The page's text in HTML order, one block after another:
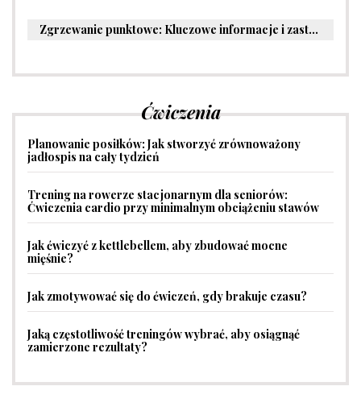
Zgrzewanie punktowe: Kluczowe informacje i zastosowania w przemyśle
Ćwiczenia
Planowanie posiłków: Jak stworzyć zrównoważony
jadłospis na cały tydzień
Trening na rowerze stacjonarnym dla seniorów:
Ćwiczenia cardio przy minimalnym obciążeniu stawów
Jak ćwiczyć z kettlebellem, aby zbudować mocne
mięśnie?
Jak zmotywować się do ćwiczeń, gdy brakuje czasu?
Jaką częstotliwość treningów wybrać, aby osiągnąć
zamierzone rezultaty?